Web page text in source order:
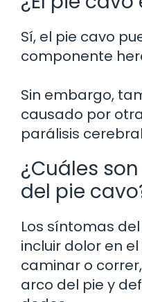
Sí, el pie cavo
componente
Sin embargo,
causado por
parálisis
¿Cuáles
del pie
Los síntomas
incluir dolor en
caminar o
arco del pie y